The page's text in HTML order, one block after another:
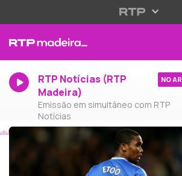
RTP Notícias (RTP
Madeira)
Emissão em simultâneo com RTP
Notícias
NO AR